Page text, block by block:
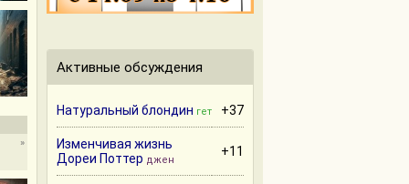
»
Активные обсуждения
Натуральный блондин гет +37
Изменчивая жизнь
Дореи Поттер джен
+11